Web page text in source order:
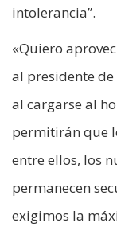
intolerancia”.
«Quiero
al presidente
al cargarse al
permitirán que
entre ellos, los
permanecen
exigimos la